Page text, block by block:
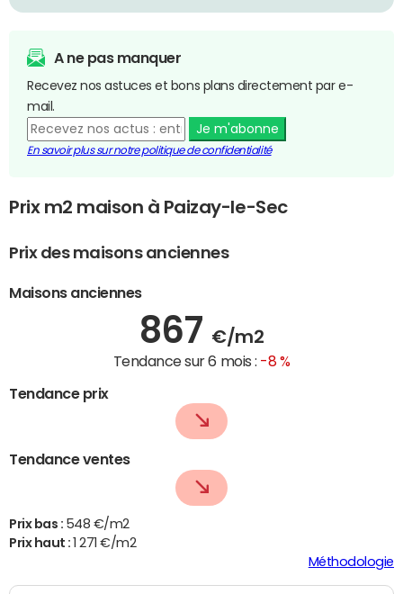
A ne pas manquer
Recevez nos astuces et bons plans directement par e-
mail.
Je m'abonne
En savoir plus sur notre politique de confidentialité
Prix m2 maison à Paizay-le-Sec
Prix des maisons anciennes
Maisons anciennes
867 €/m2
Tendance sur 6 mois : -8 %
Tendance prix
Tendance ventes
Prix bas : 548 €/m2
Prix haut :
1 271 €/m2
Méthodologie